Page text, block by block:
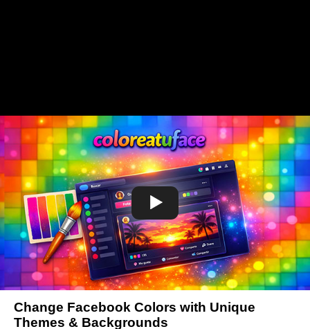
Change Facebook Colors with Unique
Themes & Backgrounds